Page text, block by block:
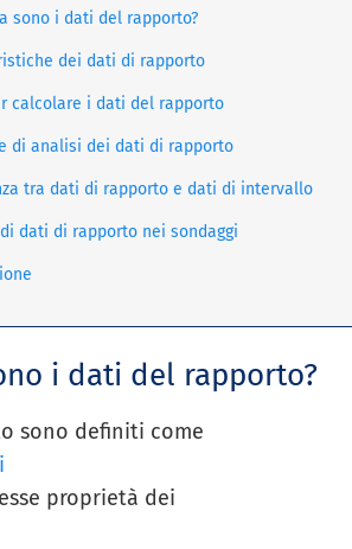
sono i dati del rapporto?
dei dati di rapporto
calcolare i dati del rapporto
di analisi dei dati di rapporto
tra dati di rapporto e dati di intervallo
dati di rapporto nei sondaggi
i dati del rapporto?
sono definiti come
proprietà dei